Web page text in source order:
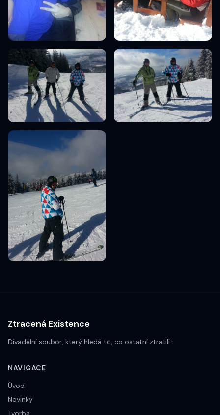
Ztracená Existence
Divadelní soubor, který hledá to, co ostatní ztratili.
NAVIGACE
Úvod
Novinky
Tvorba